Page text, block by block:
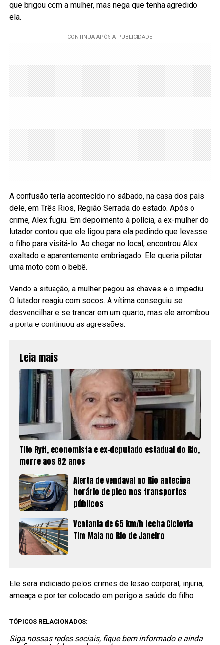
que brigou com a mulher, mas nega que tenha agredido
ela.
A confusão teria acontecido no sábado, na casa dos pais
dele, em Três Rios, Região Serrada do estado. Após o
crime, Alex fugiu. Em depoimento à polícia, a ex-mulher do
lutador contou que ele ligou para ela pedindo que levasse
o filho para visitá-lo. Ao chegar no local, encontrou Alex
exaltado e aparentemente embriagado. Ele queria pilotar
uma moto com o bebê.
Vendo a situação, a mulher pegou as chaves e o impediu.
O lutador reagiu com socos. A vítima conseguiu se
desvencilhar e se trancar em um quarto, mas ele arrombou
a porta e continuou as agressões.
Leia mais
Tito Ryff, economista e ex-deputado estadual do Rio,
morre aos 82 anos
Alerta de vendaval no Rio antecipa
horário de pico nos transportes
públicos
Ventania de 65 km/h fecha Ciclovia
Tim Maia no Rio de Janeiro
Ele será indiciado pelos crimes de lesão corporal, injúria,
ameaça e por ter colocado em perigo a saúde do filho.
TÓPICOS RELACIONADOS:
Siga nossas redes sociais, fique bem informado e ainda